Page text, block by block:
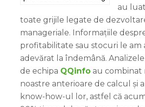
au
toate grijile legate de
manageriale. Informațiile
profitabilitate sau stocuri le am
adevărat la îndemână.
de echipa QQinfo au combinat
noastre anterioare de calcul și
know-how-ul lor, astfel că